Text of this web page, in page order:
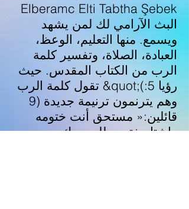
Elberamc Elti Tabtha Şebek
البث الآرامي لك لمن يشهد
ويسمع. منها التعليم، الوعظ،
العبادة، الصلاة، وتفسير كلمة
الرب من الكتاب المقدس. حيث
تقول كلمة الرب &quot;(رؤيا 5:
9) وهم يترنمون ترنيمة جديدة
قائلين:« مستحق أنت ختومه
واشتار ختومه لله بدمك من